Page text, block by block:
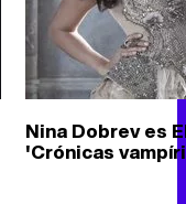
Nina Dobrev es
'Crónicas